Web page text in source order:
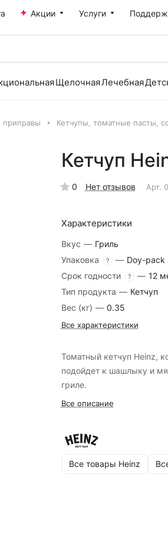
Акции Услуги
ЩелочнаяЛечебная
приправы Кетчупы, томатные пасты,
Кетчуп
0 Нет отзывов Арт.
Характеристики
Вкус — Гриль
Упаковка
? — Doy-pack
Срок годности
? — 12
Тип продукта — Кетчуп
Вес (кг) — 0.35
Все характеристики
Томатный кетчуп Heinz,
подойдет к шашлыку и
гриле.
Все описание
Все товары Heinz